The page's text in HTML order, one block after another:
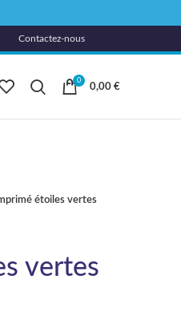
Contactez-nous
0
0,00 €
étoiles vertes
vertes